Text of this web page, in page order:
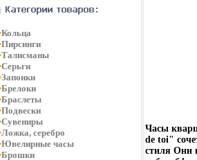
Кольца
Пирсинги
Талисманы
Серьги
Запонки
Брелоки
Браслеты
Подвески
Сувениры
Ложка, серебро
Ювелирные часы
Брошки
Часы
de toi"
стиля Они